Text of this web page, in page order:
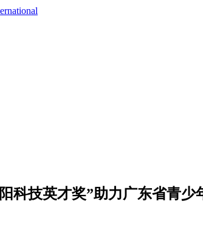
科技英才奖”助力广东省青少